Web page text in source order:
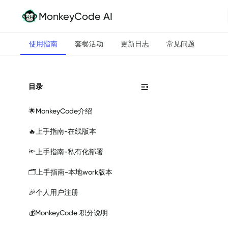
MonkeyCode AI
使用指南 套餐活动 更新日志 常见问题
目录
🌟MonkeyCode介绍
🔥 上手指南-在线版本
🔦 上手指南-私有化部署
🗂️ 上手指南-本地work版本
🎉个人用户注册
💰MonkeyCode 积分说明